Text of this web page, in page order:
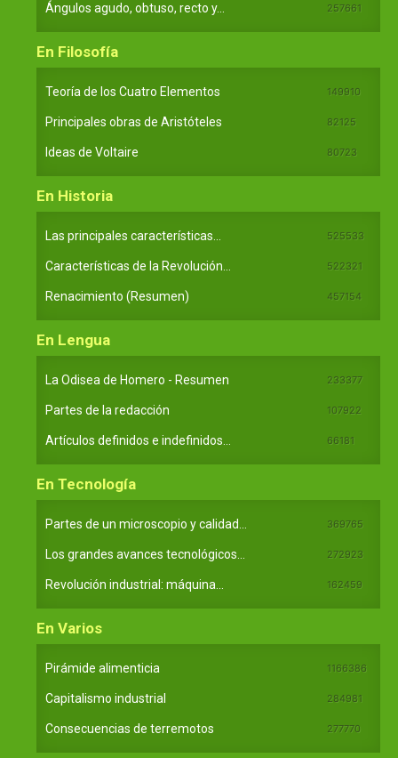
Ángulos agudo, obtuso, recto y... 257661
En Filosofía
Teoría de los Cuatro Elementos 149910
Principales obras de Aristóteles 82125
Ideas de Voltaire 80723
En Historia
Las principales características... 525533
Características de la Revolución... 522321
Renacimiento (Resumen) 457154
En Lengua
La Odisea de Homero - Resumen 233377
Partes de la redacción 107922
Artículos definidos e indefinidos... 66181
En Tecnología
Partes de un microscopio y calidad... 369765
Los grandes avances tecnológicos... 272923
Revolución industrial: máquina... 162459
En Varios
Pirámide alimenticia 1166386
Capitalismo industrial 284981
Consecuencias de terremotos 277770